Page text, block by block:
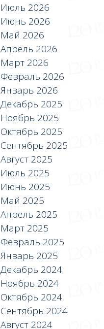
Июль 2026
Июнь 2026
Май 2026
Апрель 2026
Март 2026
Февраль 2026
Январь 2026
Декабрь 2025
Ноябрь 2025
Октябрь 2025
Сентябрь 2025
Август 2025
Июль 2025
Июнь 2025
Май 2025
Апрель 2025
Март 2025
Февраль 2025
Январь 2025
Декабрь 2024
Ноябрь 2024
Октябрь 2024
Сентябрь 2024
Август 2024